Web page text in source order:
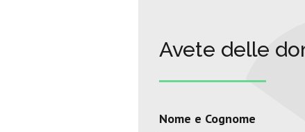
Avete delle
Nome e Cognome